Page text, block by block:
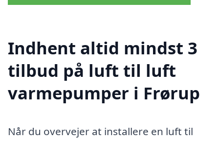
Indhent altid mindst 3
tilbud på luft til luft
varmepumper i Frørup
Når du overvejer at installere en luft til